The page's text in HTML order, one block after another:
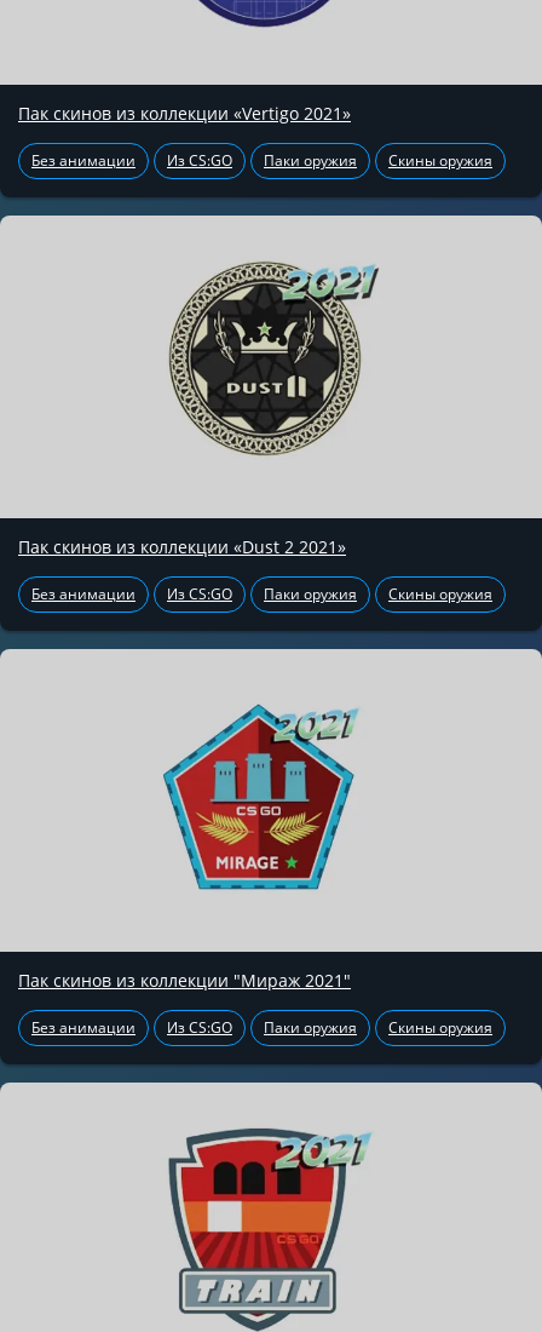
Пак скинов из коллекции «Vertigo 2021»
Без анимации Из CS:GO Паки оружия Скины оружия
Пак скинов из коллекции «Dust 2 2021»
Без анимации Из CS:GO Паки оружия Скины оружия
Пак скинов из коллекции "Мираж 2021"
Без анимации Из CS:GO Паки оружия Скины оружия